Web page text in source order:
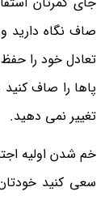
صاف نگاه دارید و
تعادل خود را
پاها را صاف
تغییر نمی دهید.
خم شدن اولیه
سعی کنید